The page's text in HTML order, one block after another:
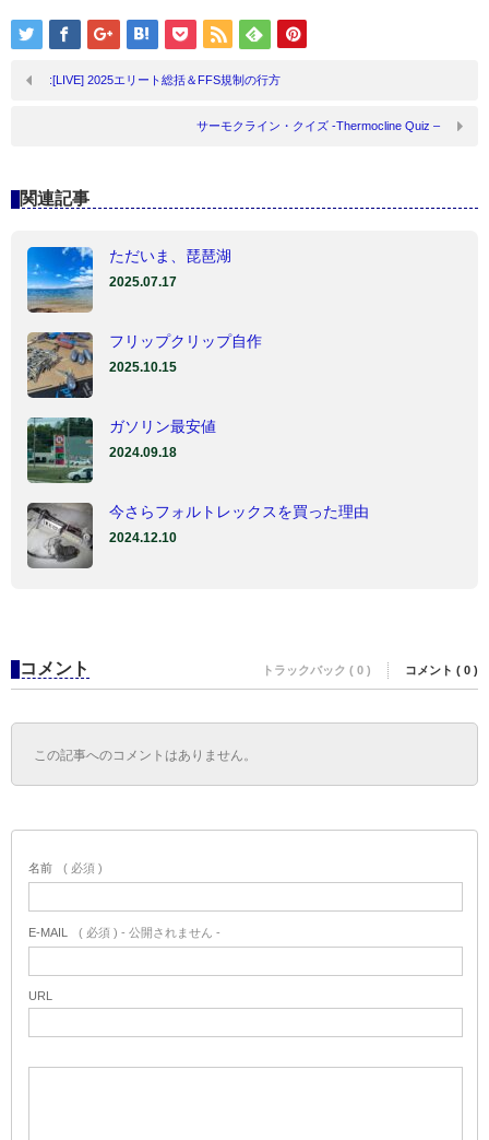
:[LIVE] 2025エリート総括＆FFS規制の行方
サーモクライン・クイズ -Thermocline Quiz –
関連記事
ただいま、琵琶湖
2025.07.17
フリップクリップ自作
2025.10.15
ガソリン最安値
2024.09.18
今さらフォルトレックスを買った理由
2024.12.10
コメント トラックバック ( 0 ) コメント ( 0 )
この記事へのコメントはありません。
名前 ( 必須 )
E-MAIL ( 必須 ) - 公開されません -
URL